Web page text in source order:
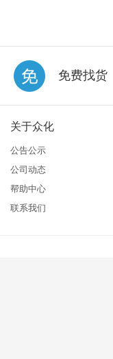
免费找货
关于众化
公告公示
公司动态
帮助中心
联系我们